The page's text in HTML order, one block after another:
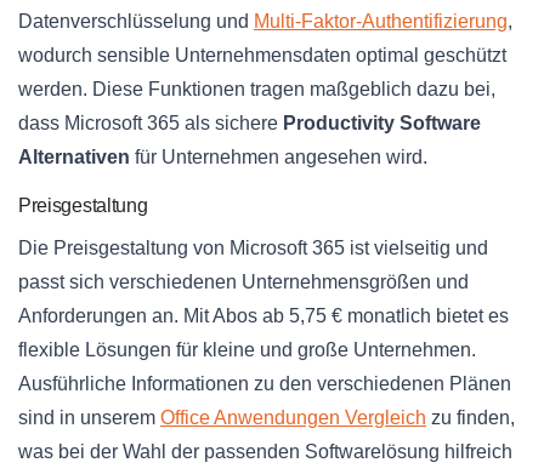
Datenverschlüsselung und Multi-Faktor-Authentifizierung,
wodurch sensible Unternehmensdaten optimal geschützt
werden. Diese Funktionen tragen maßgeblich dazu bei,
dass Microsoft 365 als sichere Productivity Software
Alternativen für Unternehmen angesehen wird.
Preisgestaltung
Die Preisgestaltung von Microsoft 365 ist vielseitig und
passt sich verschiedenen Unternehmensgrößen und
Anforderungen an. Mit Abos ab 5,75 € monatlich bietet es
flexible Lösungen für kleine und große Unternehmen.
Ausführliche Informationen zu den verschiedenen Plänen
sind in unserem Office Anwendungen Vergleich zu finden,
was bei der Wahl der passenden Softwarelösung hilfreich